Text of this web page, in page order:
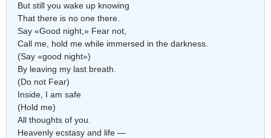
But still you wake up knowing
That there is no one there.
Say «Good night,» Fear not,
Call me, hold me while immersed in the darkness.
(Say «good night»)
By leaving my last breath.
(Do not Fear)
Inside, I am safe
(Hold me)
All thoughts of you.
Heavenly ecstasy and life —